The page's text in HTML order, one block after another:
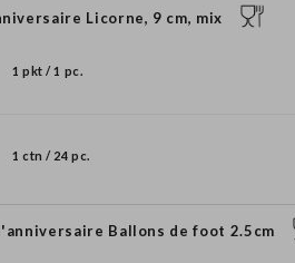
Licorne, 9 cm, mix
1 pkt / 1 pc.
1 ctn / 24 pc.
Ballons de foot 2.5cm